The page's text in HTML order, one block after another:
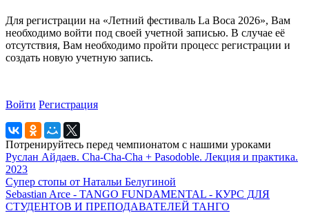
Для регистрации на «Летний фестиваль La Boca 2026», Вам
необходимо войти под своей учетной записью. В случае её
отсутствия, Вам необходимо пройти процесс регистрации и
создать новую учетную запись.
Войти Регистрация
Потренируйтесь перед чемпионатом с нашими уроками
Руслан Айдаев. Cha-Cha-Cha + Pasodoble. Лекция и практика.
2023
Супер стопы от Натальи Белугиной
Sebastian Arce - TANGO FUNDAMENTAL - КУРС ДЛЯ
СТУДЕНТОВ И ПРЕПОДАВАТЕЛЕЙ ТАНГО